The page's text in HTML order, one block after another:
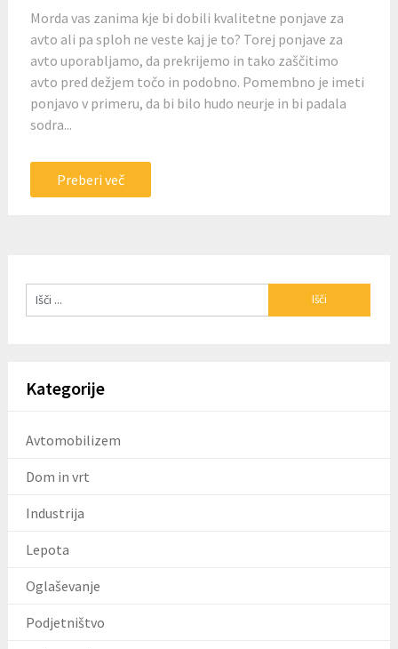
Morda vas zanima kje bi dobili kvalitetne ponjave za
avto ali pa sploh ne veste kaj je to? Torej ponjave za
avto uporabljamo, da prekrijemo in tako zaščitimo
avto pred dežjem točo in podobno. Pomembno je imeti
ponjavo v primeru, da bi bilo hudo neurje in bi padala
sodra...
Preberi več
Kategorije
Avtomobilizem
Dom in vrt
Industrija
Lepota
Oglaševanje
Podjetništvo